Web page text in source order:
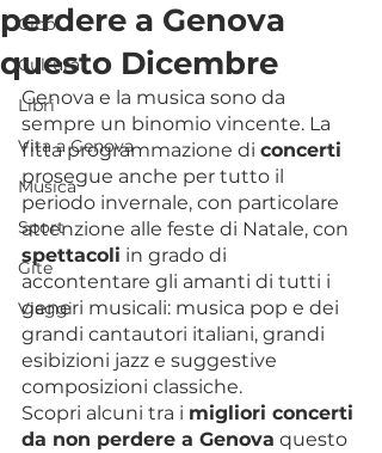
Cibo
Cultura
Libri
Vita a Genova
Musica
Sport
Gite
Viaggi
perdere a Genova
questo Dicembre
Genova e la musica sono da
sempre un binomio vincente. La
fitta programmazione di concerti
prosegue anche per tutto il
periodo invernale, con particolare
attenzione alle feste di Natale, con
spettacoli in grado di
accontentare gli amanti di tutti i
generi musicali: musica pop e dei
grandi cantautori italiani, grandi
esibizioni jazz e suggestive
composizioni classiche.
Scopri alcuni tra i migliori concerti
da non perdere a Genova questo